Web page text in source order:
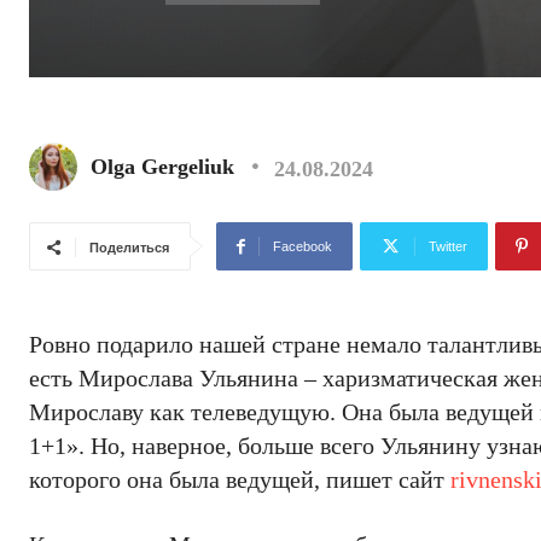
Olga Gergeliuk 24.08.2024
Поделиться Facebook Twitter
Ровно подарило нашей стране немало
есть Мирослава Ульянина – харизматическая
Мирославу как телеведущую. Она была ведущей
1+1». Но, наверное, больше всего Ульянину
которого она была ведущей, пишет сайт